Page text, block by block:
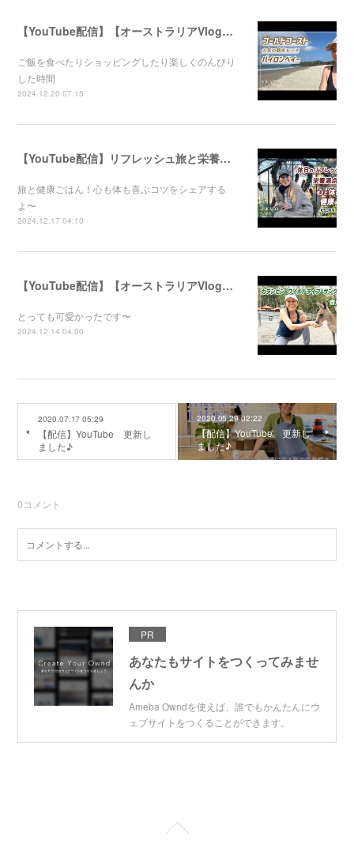
【YouTube配信】【オーストラリアVlog】オシャレで人気のバイロンベイ〜
ご飯を食べたりショッピングしたり楽しくのんびり
した時間
2024.12.20 07:15
【YouTube配信】リフレッシュ旅と栄養満点ごはん！心と体が喜ぶ健康のコツ
旅と健康ごはん！心も体も喜ぶコツをシェアする
よ〜
2024.12.17 04:10
【YouTube配信】【オーストラリアVlog】自然公園で動物たちと触れ合ってきました〜
とっても可愛かったです〜
2024.12.14 04:00
2020.07.17 05:29
【配信】YouTube 更新し
ました♪
2020.05.29 02:22
【配信】YouTube 更新し
ました♪
0コメント
PR
あなたもサイトをつくってみませ
んか
Ameba Owndを使えば、誰でもかんたんにウ
ェブサイトをつくることができます。